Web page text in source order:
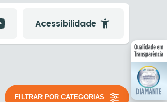
Acessibilidade
FILTRAR POR CATEGORIAS